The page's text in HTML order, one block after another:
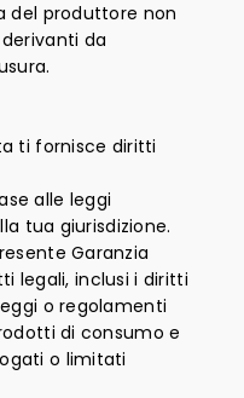
del produttore non
da
ti fornisce diritti
alle leggi
tua giurisdizione.
Garanzia
legali, inclusi i diritti
o regolamenti
di consumo e
o limitati